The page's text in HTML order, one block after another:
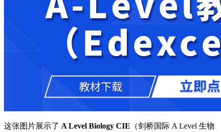
这张图片展示了 A Level Biology CIE （剑桥国际 A Level 生物